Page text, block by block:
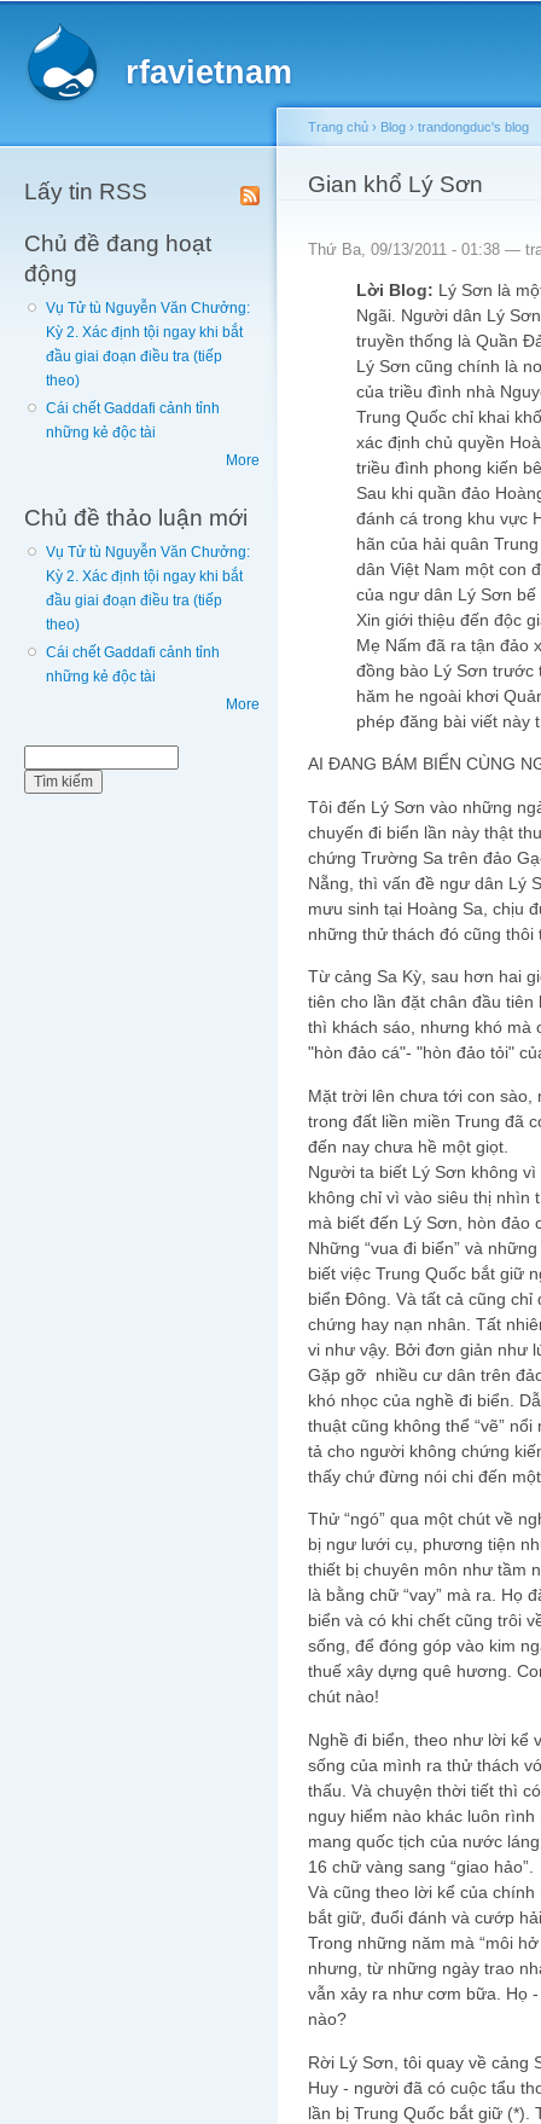
rfavietnam
Lấy tin RSS
Chủ đề đang hoạt
động
Vụ Tử tù Nguyễn Văn Chưởng:
Kỳ 2. Xác định tội ngay khi bắt
đầu giai đoạn điều tra (tiếp
theo)
Cái chết Gaddafi cảnh tỉnh
những kẻ độc tài
More
Chủ đề thảo luận mới
Vụ Tử tù Nguyễn Văn Chưởng:
Kỳ 2. Xác định tội ngay khi bắt
đầu giai đoạn điều tra (tiếp
theo)
Cái chết Gaddafi cảnh tỉnh
những kẻ độc tài
More
You are here
Trang chủ › Blog › trandongduc's blog
Gian khổ Lý Sơn
Thứ Ba, 09/13/2011 - 01:38 —
Lời Blog: Lý Sơn là
Ngãi. Người dân Lý
truyền thống là Quần
Lý Sơn cũng chính là
của triều đình nhà
Trung Quốc chỉ khai
xác định chủ quyền
triều đình phong kiến
Sau khi quần đảo
đánh cá trong khu vực
hãn của hải quân
dân Việt Nam một con
của ngư dân Lý Sơn bế
Xin giới thiệu đến độc
Mẹ Nấm đã ra tận đảo
đồng bào Lý Sơn trước
hăm he ngoài khơi
phép đăng bài viết này
AI ĐANG BÁM BIỂN CÙNG
Tôi đến Lý Sơn vào những
chuyến đi biển lần này thật
chứng Trường Sa trên đảo
Nẵng, thì vấn đề ngư dân Lý
mưu sinh tại Hoàng Sa, chịu
những thử thách đó cũng thôi
Từ cảng Sa Kỳ, sau hơn hai
tiên cho lần đặt chân đầu
thì khách sáo, nhưng khó mà
"hòn đảo cá"- "hòn đảo tỏi"
Mặt trời lên chưa tới con sào,
trong đất liền miền Trung đã
đến nay chưa hề một giọt.
Người ta biết Lý Sơn không
không chỉ vì vào siêu thị nhìn
mà biết đến Lý Sơn, hòn
Những “vua đi biển” và
biết việc Trung Quốc bắt giữ
biển Đông. Và tất cả cũng
chứng hay nạn nhân. Tất
vi như vậy. Bởi đơn giản như
Gặp gỡ nhiều cư dân trên
khó nhọc của nghề đi biển.
thuật cũng không thể “vẽ”
tả cho người không chứng
thấy chứ đừng nói chi đến
Thử “ngó” qua một chút về
bị ngư lưới cụ, phương tiện
thiết bị chuyên môn như tầm
là bằng chữ “vay” mà ra. Họ
biển và có khi chết cũng trôi
sống, để đóng góp vào kim
thuế xây dựng quê hương.
chút nào!
Nghề đi biển, theo như lời kể
sống của mình ra thử thách
thấu. Và chuyện thời tiết thì
nguy hiểm nào khác luôn
mang quốc tịch của nước
16 chữ vàng sang “giao hảo”.
Và cũng theo lời kể của
bắt giữ, đuổi đánh và cướp
Trong những năm mà “môi
nhưng, từ những ngày trao
vẫn xảy ra như cơm bữa. Họ
nào?
Rời Lý Sơn, tôi quay về cảng
Huy - người đã có cuộc tẩu
lần bị Trung Quốc bắt giữ (*).